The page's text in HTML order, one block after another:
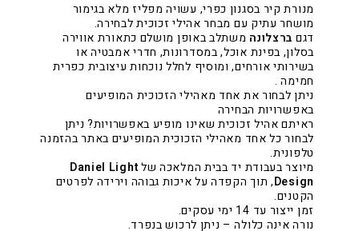
מנורת קיר בסגנון כפרי, עשויה מפליז מלא בגימור
מושחר עתיק עם מבחר אהילי זכוכית לבחירה.
דגם ברצלונה משתלב באופן מושלם כתאורת אווירה
בסלון, בפינת אוכל, במסדרונות, חדרי אמבטיה או
בשירותי אורחים, ומוסיף לחלל נוכחות עיצובית כפרית
חמימה .
ניתן לבחור את אחד מאהילי הזכוכית המופיעים
באפשרויות הבחירה
ראיתם אהיל זכוכית שאינו מופיע באפשרויות? ניתן
לבחור כל אחד מאהילי הזכוכית המופיעים באתר בהזמנה
טלפונית.
מיוצר בעבודת יד בבית המלאכה שלDaniel Light
Design, תוך הקפדה על איכות גבוהה וירידה לפרטים
הקטנים.
זמן ייצור עד 14 ימי עסקים.
נורה אינה כלולה – ניתן לרכוש בנפרד.